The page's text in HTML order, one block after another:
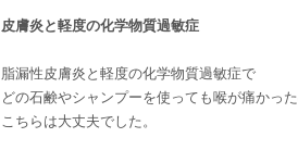
皮膚炎と軽度の化学物質過敏症
脂漏性皮膚炎と軽度の化学物質過敏症で
どの石鹸やシャンプーを使っても喉が痛かっ
こちらは大丈夫でした。